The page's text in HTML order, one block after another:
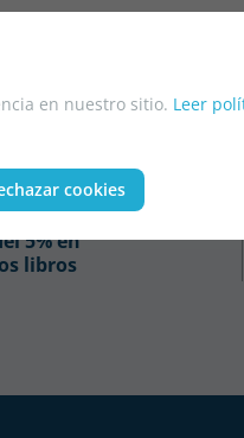
en nuestro sitio. Leer
cookies
5% en
libros